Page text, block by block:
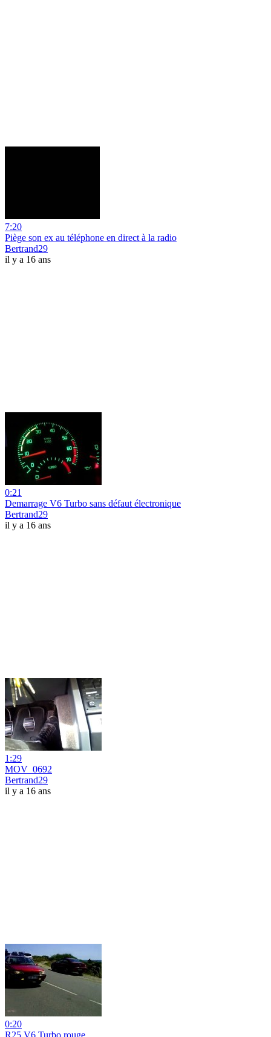
7:20
Piège son ex au téléphone en direct à la radio
Bertrand29
il y a 16 ans
0:21
Demarrage V6 Turbo sans défaut électronique
Bertrand29
il y a 16 ans
1:29
MOV_0692
Bertrand29
il y a 16 ans
0:20